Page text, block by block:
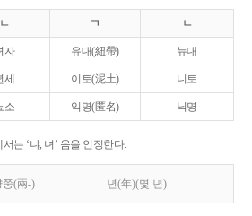
ㄴ ㄱ ㄴ
자 유대(紐帶) 뉴대
세 이토(泥土) 니토
소 익명(匿名) 닉명
는 ‘냐, 녀’ 음을 인정한다.
쭝(兩-) 년(年)(몇 년)